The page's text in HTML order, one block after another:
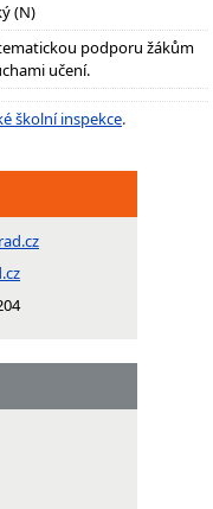
(N)
podporu žákům
učení.
školní inspekce.